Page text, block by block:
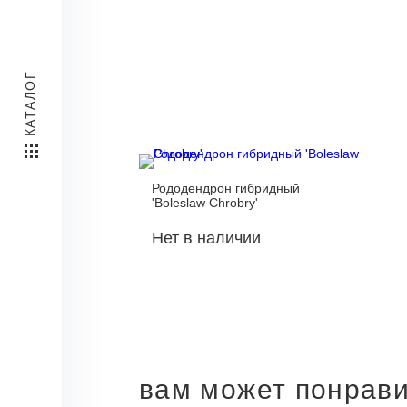
КАТАЛОГ
Рододендрон гибридный
'Boleslaw Chrobry'
Нет в наличии
вам может